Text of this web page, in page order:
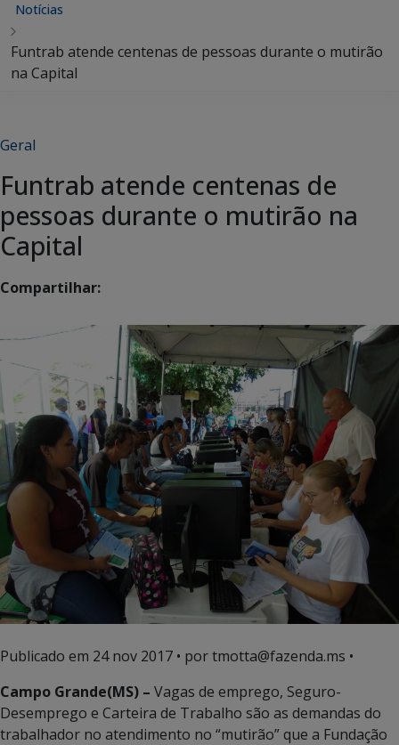
Notícias
Funtrab atende centenas de pessoas durante o mutirão
na Capital
Geral
Funtrab atende centenas de
pessoas durante o mutirão na
Capital
Compartilhar:
Publicado em 24 nov 2017 • por tmotta@fazenda.ms •
Campo Grande(MS) – Vagas de emprego, Seguro-
Desemprego e Carteira de Trabalho são as demandas do
trabalhador no atendimento no “mutirão” que a Fundação